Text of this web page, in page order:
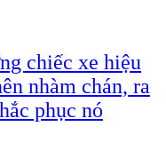
chiếc xe hiệu
nhàm chán, ra
phục nó